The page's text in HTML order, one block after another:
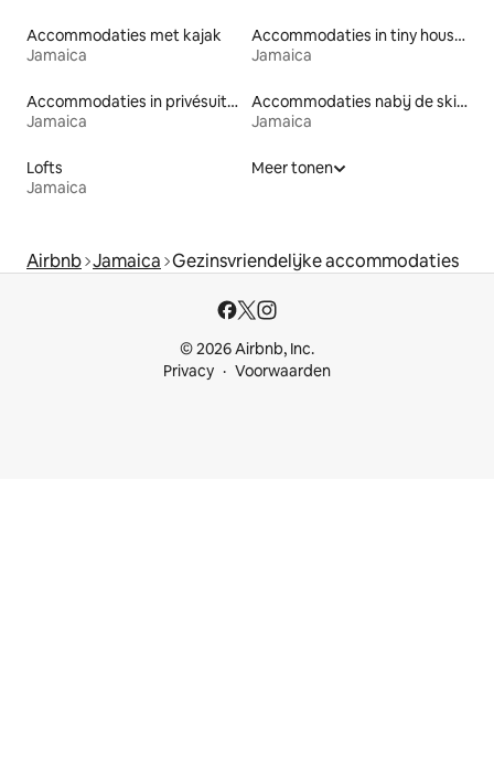
Accommodaties met kajak
Jamaica
Accommodaties in tiny houses
Jamaica
Accommodaties in privésuites
Jamaica
Accommodaties nabij de skipiste
Jamaica
Lofts
Jamaica
Meer tonen
Airbnb Jamaica Gezinsvriendelijke accommodaties
© 2026 Airbnb, Inc.
Privacy
Voorwaarden